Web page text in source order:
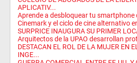
APLICATIV...
Aprende a desbloquear tu smartphone
Cinemark y el ciclo de cine alternativo
SURPRICE INAUGURA SU PRIMER
Arquitectos de la UPAO desarrollan
DESTACAN EL ROL DE LA MUJER EN
INGE...